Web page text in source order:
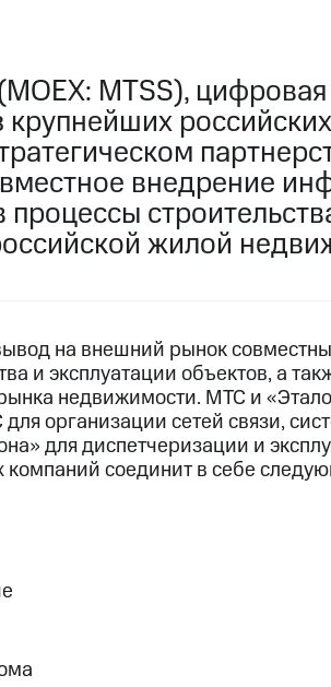
MTSS), цифровая
крупнейших
внедрение
жилой
на внешний рынок
и эксплуатации объектов, а
недвижимости. МТС и
организации сетей связи,
для диспетчеризации и
соединит в себе